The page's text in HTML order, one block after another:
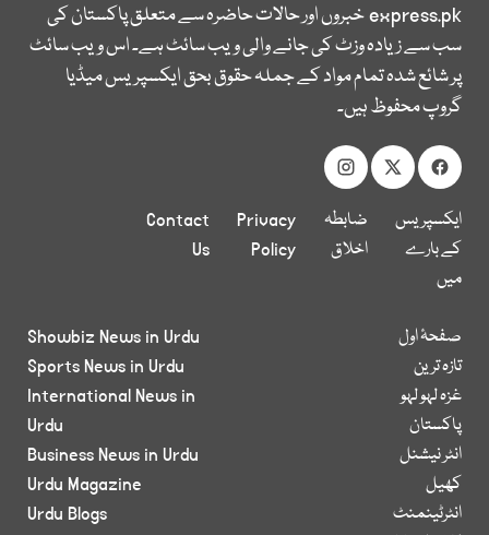
express.pkخبروں اور حالات حاضرہ سے متعلق پاکستان کی
سب سے زیادہ وزٹ کی جانے والی ویب سائٹ ہے۔ اس ویب سائٹ
پر شائع شدہ تمام مواد کے جملہ حقوق بحق ایکسپریس میڈیا
گروپ محفوظ ہیں۔
ایکسپریس
کے بارے
میں
ضابطہ
اخلاق
Privacy
Policy
Contact
Us
صفحۂ اول
تازہ ترین
غزہ لہو لہو
پاکستان
انٹر نیشنل
کھیل
انٹرٹینمنٹ
Showbiz News in Urdu
Sports News in Urdu
International News in
Urdu
Business News in Urdu
Urdu Magazine
Urdu Blogs